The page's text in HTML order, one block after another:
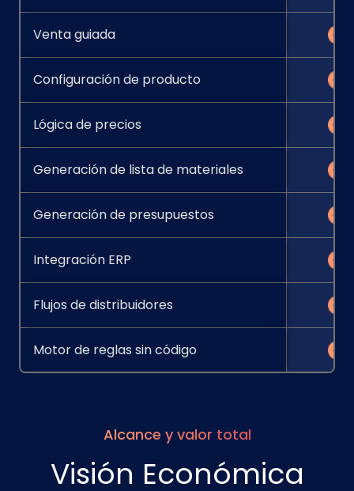
Venta guiada
Configuración de producto
Lógica de precios
Generación de lista de materiales
Generación de presupuestos
Integración ERP
Flujos de distribuidores
Motor de reglas sin código
Alcance y valor total
Visión Económica